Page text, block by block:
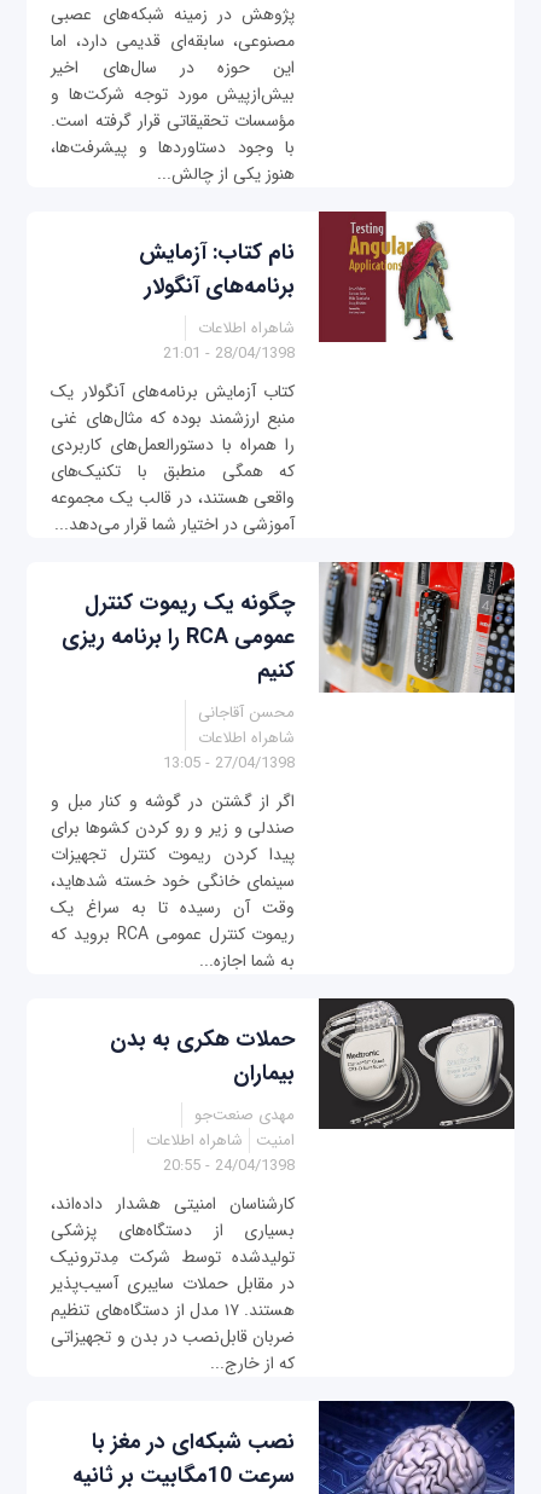
پژوهش در زمینه شبکه‌های عصبی
مصنوعی، سابقه‌ای قدیمی دارد، اما
این حوزه در سال‌های اخیر
بیش‌ازپیش مورد توجه شرکت‌ها و
مؤسسات تحقیقاتی قرار گرفته است.
با وجود دستاوردها و پیشرفت‌ها،
هنوز یکی از چالش‌...
نام کتاب: آزمایش
برنامه‌های آنگولار
شاهراه اطلاعات
28/04/1398 - 21:01
کتاب آزمایش برنامه‌های آنگولار یک
منبع ارزشمند بوده که مثال‌های غنی
را همراه با دستورالعمل‌های کاربردی
که همگی منطبق با تکنیک‌های
واقعی هستند، در قالب یک مجموعه
آموزشی در اختیار شما قرار می‌دهد...
چگونه یک ریموت کنترل
عمومی‌ RCA را برنامه ریزی
کنیم
محسن آقاجانی
شاهراه اطلاعات
27/04/1398 - 13:05
اگر از گشتن در گوشه و کنار مبل و
صندلی و زیر و رو کردن کشوها برای
پیدا کردن ریموت کنترل تجهيزات
سینمای خانگی خود خسته شدهاید،
وقت آن رسیده تا به سراغ یک
ریموت کنترل عمومی‌ RCA برويد که
به شما اجازه...
حملات هکری به بدن
بیماران
مهدی صنعت‌جو
امنیت
شاهراه اطلاعات
24/04/1398 - 20:55
کارشناسان امنیتی هشدار داده‌اند،
بسیاری از دستگاه‌های پزشکی
تولیدشده توسط شرکت مِدترونیک
در مقابل حملات سایبری آسیب‌پذیر
هستند. ۱۷ مدل از دستگاه‌های تنظیم
ضربان قابل‌نصب در بدن و تجهیزاتی
که از خارج...
نصب شبکه‌ای در مغز با
سرعت 10مگابیت بر ثانیه